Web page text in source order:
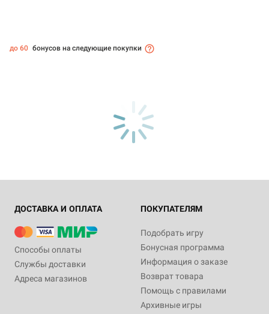
до 60 бонусов на следующие покупки
ДОСТАВКА И ОПЛАТА
Способы оплаты
Службы доставки
Адреса магазинов
ПОКУПАТЕЛЯМ
Подобрать игру
Бонусная программа
Информация о заказе
Возврат товара
Помощь с правилами
Архивные игры